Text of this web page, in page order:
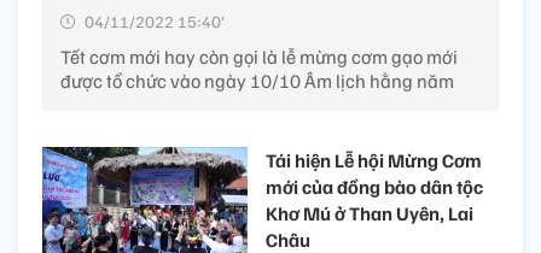
04/11/2022 15:40’
Tết cơm mới hay còn gọi là lễ mừng cơm gạo mới
được tổ chức vào ngày 10/10 Âm lịch hằng năm
Tái hiện Lễ hội Mừng Cơm
mới của đồng bào dân tộc
Khơ Mú ở Than Uyên, Lai
Châu